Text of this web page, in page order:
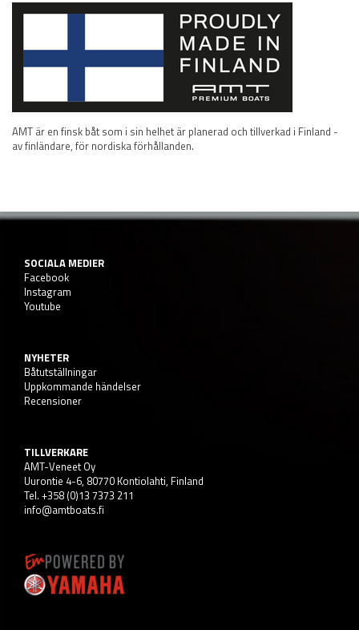
AMT är en finsk båt som i sin helhet är planerad och tillverkad i Finland -
av finländare, för nordiska förhållanden.
SOCIALA MEDIER
Facebook
Instagram
Youtube
NYHETER
Båtutställningar
Uppkommande händelser
Recensioner
TILLVERKARE
AMT-Veneet Oy
Uurontie 4-6, 80770 Kontiolahti, Finland
Tel. +358 (0)13 7373 211
info@amtboats.fi